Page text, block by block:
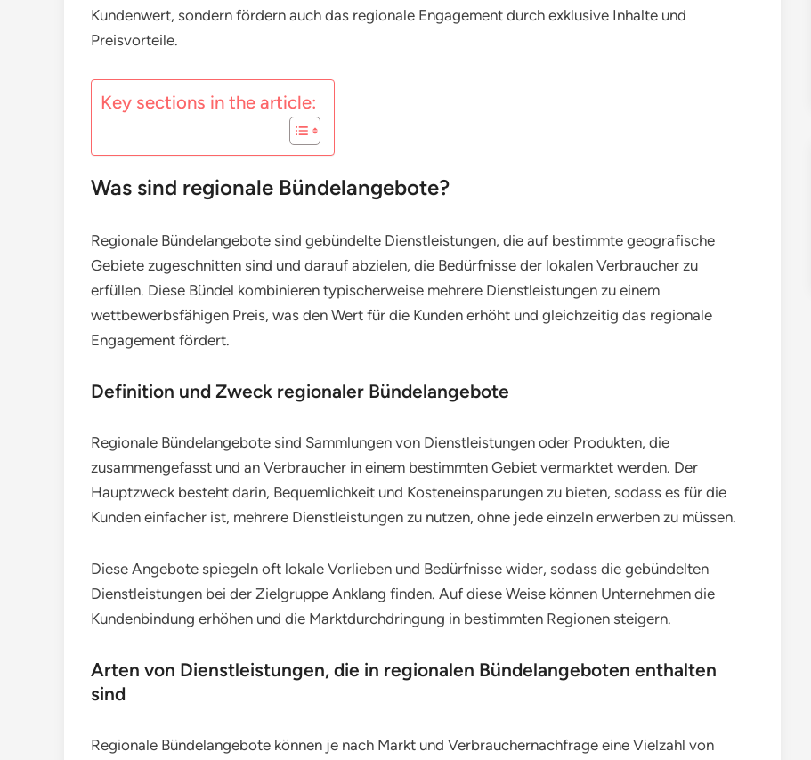
Kundenwert, sondern fördern auch das regionale Engagement durch exklusive Inhalte und
Preisvorteile.
Key sections in the article:
Was sind regionale Bündelangebote?
Regionale Bündelangebote sind gebündelte Dienstleistungen, die auf bestimmte geografische
Gebiete zugeschnitten sind und darauf abzielen, die Bedürfnisse der lokalen Verbraucher zu
erfüllen. Diese Bündel kombinieren typischerweise mehrere Dienstleistungen zu einem
wettbewerbsfähigen Preis, was den Wert für die Kunden erhöht und gleichzeitig das regionale
Engagement fördert.
Definition und Zweck regionaler Bündelangebote
Regionale Bündelangebote sind Sammlungen von Dienstleistungen oder Produkten, die
zusammengefasst und an Verbraucher in einem bestimmten Gebiet vermarktet werden. Der
Hauptzweck besteht darin, Bequemlichkeit und Kosteneinsparungen zu bieten, sodass es für die
Kunden einfacher ist, mehrere Dienstleistungen zu nutzen, ohne jede einzeln erwerben zu müssen.
Diese Angebote spiegeln oft lokale Vorlieben und Bedürfnisse wider, sodass die gebündelten
Dienstleistungen bei der Zielgruppe Anklang finden. Auf diese Weise können Unternehmen die
Kundenbindung erhöhen und die Marktdurchdringung in bestimmten Regionen steigern.
Arten von Dienstleistungen, die in regionalen Bündelangeboten enthalten
sind
Regionale Bündelangebote können je nach Markt und Verbrauchernachfrage eine Vielzahl von